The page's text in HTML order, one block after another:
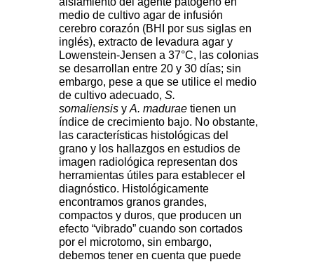
medio de cultivo agar de infusión
cerebro corazón (BHI por sus siglas en
inglés), extracto de levadura agar y
Lowenstein-Jensen a 37°C, las colonias
se desarrollan entre 20 y 30 días; sin
embargo, pese a que se utilice el medio
de cultivo adecuado, S.
somaliensis y A. madurae tienen un
índice de crecimiento bajo. No obstante,
las características histológicas del
grano y los hallazgos en estudios de
imagen radiológica representan dos
herramientas útiles para establecer el
diagnóstico. Histológicamente
encontramos granos grandes,
compactos y duros, que producen un
efecto “vibrado” cuando son cortados
por el microtomo, sin embargo,
debemos tener en cuenta que puede